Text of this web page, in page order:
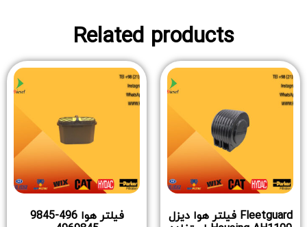
Related products
Fleetguard فیلتر هوا دیزل
فیلتر هوا 496-9845